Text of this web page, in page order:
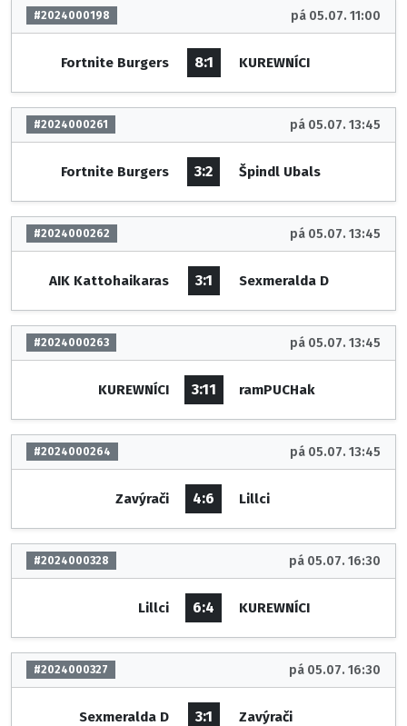
#2024000198 pá 05.07. 11:00
Fortnite Burgers 8:1 KUREWNÍCI
#2024000261 pá 05.07. 13:45
Fortnite Burgers 3:2 Špindl Ubals
#2024000262 pá 05.07. 13:45
AIK Kattohaikaras 3:1 Sexmeralda D
#2024000263 pá 05.07. 13:45
KUREWNÍCI 3:11 ramPUCHak
#2024000264 pá 05.07. 13:45
Zavýrači 4:6 Lillci
#2024000328 pá 05.07. 16:30
Lillci 6:4 KUREWNÍCI
#2024000327 pá 05.07. 16:30
Sexmeralda D 3:1 Zavýrači